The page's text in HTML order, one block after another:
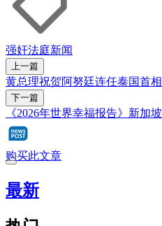
强奸法庭新闻
上一篇
黄总理祝贺阿努廷连任泰国首
下一篇
《2026年世界幸福报告》新加
购买此文章
最新